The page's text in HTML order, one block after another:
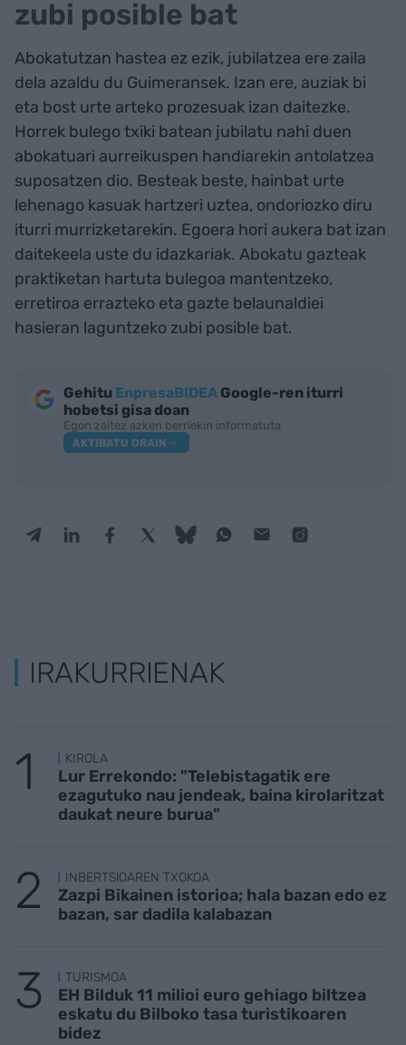
zubi posible bat
Abokatutzan hastea ez ezik, jubilatzea ere zaila
dela azaldu du Guimeransek. Izan ere, auziak bi
eta bost urte arteko prozesuak izan daitezke.
Horrek bulego txiki batean jubilatu nahi duen
abokatuari aurreikuspen handiarekin antolatzea
suposatzen dio. Besteak beste, hainbat urte
lehenago kasuak hartzeri uztea, ondoriozko diru
iturri murrizketarekin. Egoera hori aukera bat izan
daitekeela uste du idazkariak. Abokatu gazteak
praktiketan hartuta bulegoa mantentzeko,
erretiroa errazteko eta gazte belaunaldiei
hasieran laguntzeko zubi posible bat.
Gehitu EnpresaBIDEA Google-ren iturri
hobetsi gisa doan
Egon zaitez azken berriekin informatuta
AKTIBATU ORAIN
IRAKURRIENAK
KIROLA
Lur Errekondo: "Telebistagatik ere
ezagutuko nau jendeak, baina kirolaritzat
daukat neure burua"
INBERTSIOAREN TXOKOA
Zazpi Bikainen istorioa; hala bazan edo ez
bazan, sar dadila kalabazan
TURISMOA
EH Bilduk 11 milioi euro gehiago biltzea
eskatu du Bilboko tasa turistikoaren
bidez